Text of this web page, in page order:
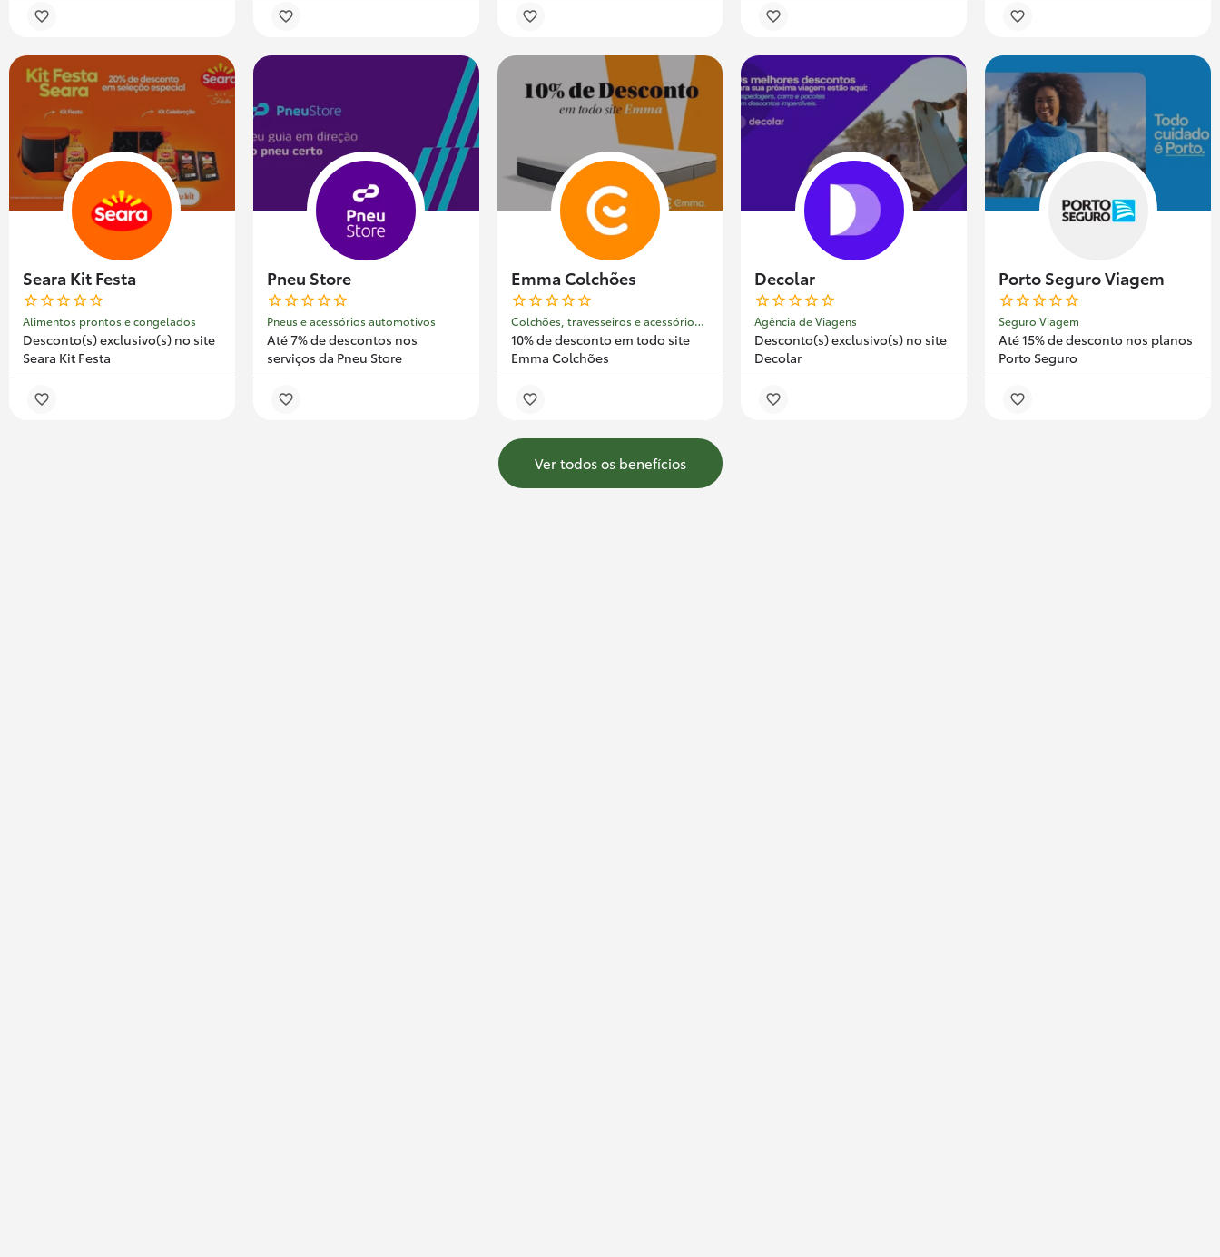
Seara Kit Festa
Alimentos prontos e congelados
Desconto(s) exclusivo(s) no site
Seara Kit Festa
Pneu Store
Pneus e acessórios automotivos
Até 7% de descontos nos
serviços da Pneu Store
Emma Colchões
Colchões, travesseiros e acessórios para o sono
10% de desconto em todo site
Emma Colchões
Decolar
Agência de Viagens
Desconto(s) exclusivo(s) no site
Decolar
Porto Seguro Viagem
Seguro Viagem
Até 15% de desconto nos planos
Porto Seguro
Ver todos os benefícios